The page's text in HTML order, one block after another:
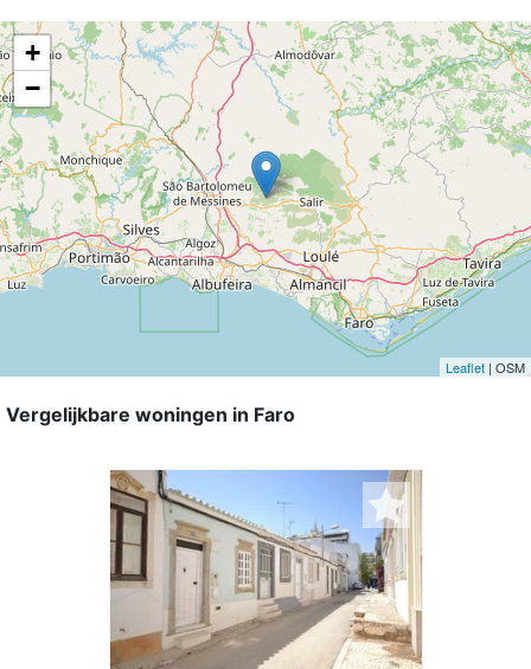
+
−
Leaflet | OSM
Vergelijkbare woningen in Faro